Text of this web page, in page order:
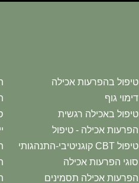
טיפול בהפרעות אכילה
דימוי גוף
טיפול באכילה רגשית
הפרעות אכילה - טיפול
טיפול CBT קוגניטיבי-התנהגותי
סוגי הפרעות אכילה
הפרעות אכילה תסמינים